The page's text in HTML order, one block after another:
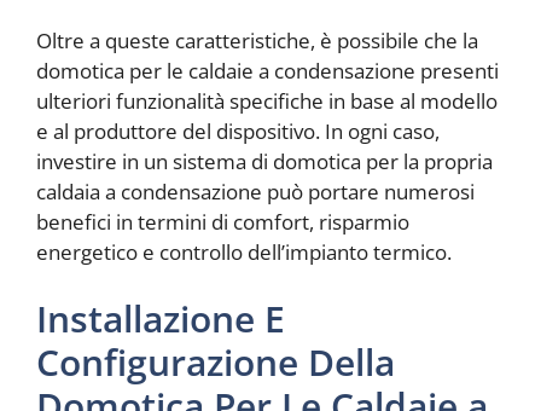
Oltre a queste caratteristiche, è possibile che la
domotica per le caldaie a condensazione presenti
ulteriori funzionalità specifiche in base al modello
e al produttore del dispositivo. In ogni caso,
investire in un sistema di domotica per la propria
caldaia a condensazione può portare numerosi
benefici in termini di comfort, risparmio
energetico e controllo dell’impianto termico.
Installazione E
Configurazione Della